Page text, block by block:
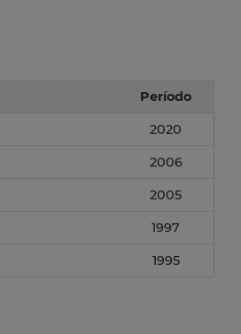
Período
2020
2006
2005
1997
1995